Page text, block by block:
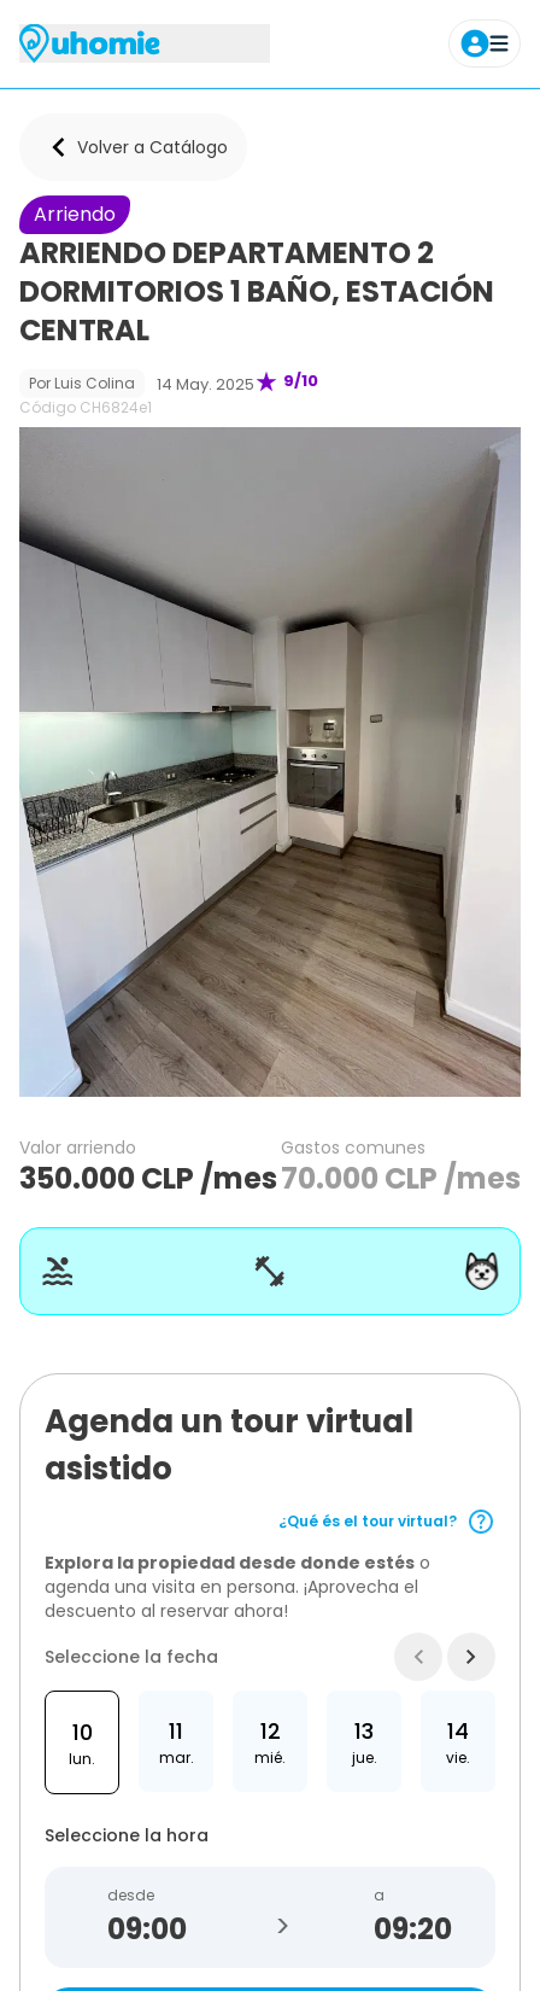
Agendar tour
Volver a Catálogo
Arriendo
ARRIENDO DEPARTAMENTO 2
DORMITORIOS 1 BAÑO, ESTACIÓN
CENTRAL
9/10
Por Luis Colina 14 May. 2025
Código CH6824e1
Valor arriendo
350.000CLP /mes
Gastos comunes
70.000 CLP /mes
Agenda un tour virtual
asistido
¿Qué és el tour virtual?
Explora la propiedad desde donde estés o
agenda una visita en persona. ¡Aprovecha el
descuento al reservar ahora!
Seleccione la fecha
10
lun.
11
mar.
12
mié.
13
jue.
14
vie.
Seleccione la hora
desde
>
a
09:20